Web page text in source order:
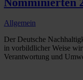
Nomminierten
Allgemein
Der Deutsche
in vorbildlicher Weise
Verantwortung und